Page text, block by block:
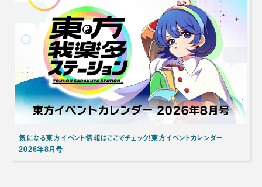
気になる東方イベント情報はここでチェック！東方イベントカレンダー
2026年8月号